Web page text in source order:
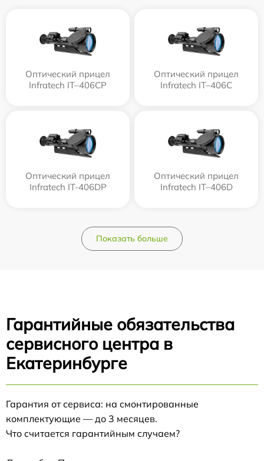
Оптический прицел
Infratech IT–406СP
Оптический прицел
Infratech IT–406С
Оптический прицел
Infratech IT-406DP
Оптический прицел
Infratech IT–406D
Показать больше
Гарантийные обязательства
сервисного центра в
Екатеринбурге
Гарантия от сервиса: на смонтированные
комплектующие — до 3 месяцев.
Что считается гарантийным случаем?